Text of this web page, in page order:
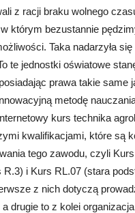
z racji braku wolnego
którym bezustannie
Taka nadarzyła
te jednostki oświatowe
prawa takie same
metodę
kurs technika
kwalifikacjami, które są
tego zawodu, czyli
R.3) i Kurs RL.07 (stara
z nich dotyczą
a drugie to z kolei